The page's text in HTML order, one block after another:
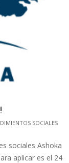
SOCIALES
sociales Ashoka
aplicar es el 24